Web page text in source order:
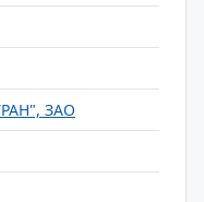
ЗАО